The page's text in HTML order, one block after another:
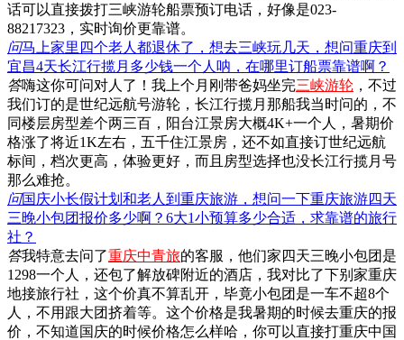
话可以直接拨打三峡游轮船票预订电话，好像是023-
88217323，实时询价更靠谱。
问马上家里四个老人都退休了，想去三峡玩几天，想问重庆到
宜昌4天长江行揽月多少钱一个人呐，在哪里订船票靠谱啊？
答嗨这你可问对人了！我上个月刚带爸妈坐完三峡游轮 ，不过
我们订的是世纪远航号游轮，长江行揽月那船我当时问的，不
同楼层房型差个两三百，阳台江景房大概4K+一个人，暑期价
格涨了将近1K左右，五千住江景房，还不如直接订世纪远航
标间，档次更高，体验更好，而且房型选择也没长江行揽月号
那么难抢。
问国庆小长假计划和老人到重庆旅游，想问一下重庆旅游四天
三晚小包团报价多少啊？6大1小预算多少合适，求靠谱的旅行
社？
答我特意去问了重庆中青旅的客服，他们家四天三晚小包团是
1298一个人，还包了解放碑附近的酒店，我对比了下别家重庆
地接旅行社，这个价真不算乱开，毕竟小包团是一车不超8个
人，不用跟大团挤着等。这个价格是我暑期的时候去重庆的报
价，不知道国庆的时候价格怎么样哈，你可以直接打重庆中国